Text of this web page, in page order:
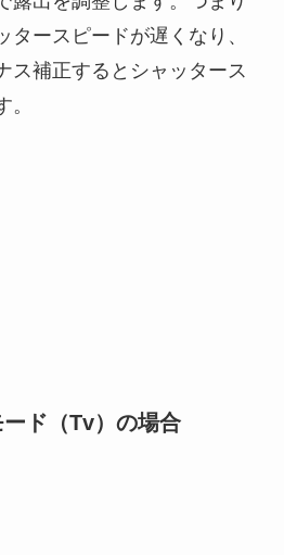
タースピードが遅くなり、
ス補正するとシャッタース
ド（Tv）の場合